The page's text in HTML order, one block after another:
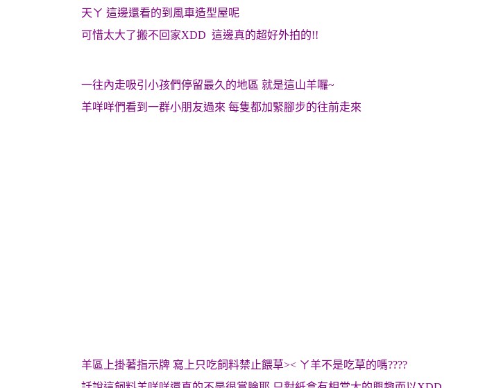
天ㄚ 這邊還看的到風車造型屋呢
可惜太大了搬不回家XDD 這邊真的超好外拍的!!
一往內走吸引小孩們停留最久的地區 就是這山羊囉~
羊咩咩們看到一群小朋友過來 每隻都加緊腳步的往前走來
羊區上掛著指示牌 寫上只吃飼料禁止餵草>< ㄚ羊不是吃草的嗎????